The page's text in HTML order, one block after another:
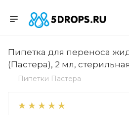
Пипетка для переноса
(Пастера), 2 мл,
Пипетки Пастера